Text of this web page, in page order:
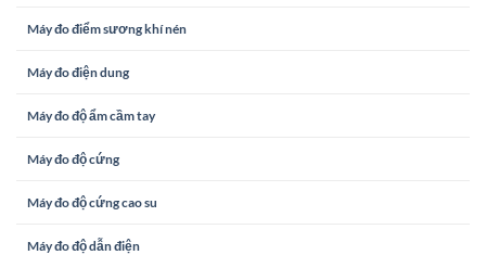
Máy đo điểm sương khí nén
Máy đo điện dung
Máy đo độ ẩm cầm tay
Máy đo độ cứng
Máy đo độ cứng cao su
Máy đo độ dẫn điện